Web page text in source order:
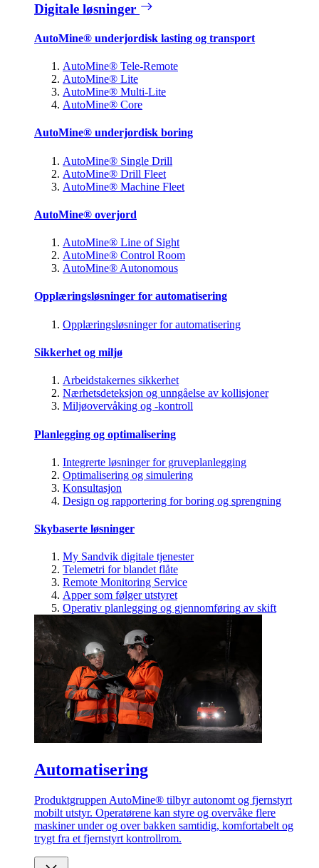
Digitale løsninger
AutoMine® underjordisk lasting og transport
AutoMine® Tele-Remote
AutoMine® Lite
AutoMine® Multi-Lite
AutoMine® Core
AutoMine® underjordisk boring
AutoMine® Single Drill
AutoMine® Drill Fleet
AutoMine® Machine Fleet
AutoMine® overjord
AutoMine® Line of Sight
AutoMine® Control Room
AutoMine® Autonomous
Opplæringsløsninger for automatisering
Opplæringsløsninger for automatisering
Sikkerhet og miljø
Arbeidstakernes sikkerhet
Nærhetsdeteksjon og unngåelse av kollisjoner
Miljøovervåking og -kontroll
Planlegging og optimalisering
Integrerte løsninger for gruveplanlegging
Optimalisering og simulering
Konsultasjon
Design og rapportering for boring og sprengning
Skybaserte løsninger
My Sandvik digitale tjenester
Telemetri for blandet flåte
Remote Monitoring Service
Apper som følger utstyret
Operativ planlegging og gjennomføring av skift
Automatisering
Produktgruppen AutoMine® tilbyr autonomt og fjernstyrt
mobilt utstyr. Operatørene kan styre og overvåke flere
maskiner under og over bakken samtidig, komfortabelt og
trygt fra et fjernstyrt kontrollrom.